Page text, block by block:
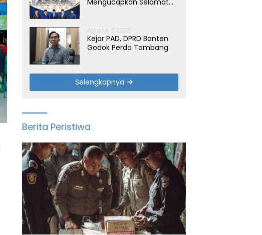
Mengucapkan Selamat
Agustus 5, 2026
Kejar PAD, DPRD Banten
Godok Perda Tambang
Selengkapnya
Berita Peristiwa